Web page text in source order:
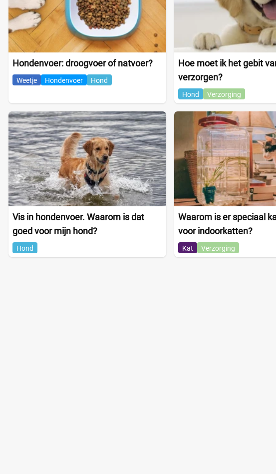
Hondenvoer: droogvoer of natvoer?
Weetje Hondenvoer Hond
Hoe moet ik het gebit
verzorgen?
Hond Verzorging
Vis in hondenvoer. Waarom is dat
goed voor mijn hond?
Hond
Waarom is er speciaal
voor indoorkatten?
Kat Verzorging